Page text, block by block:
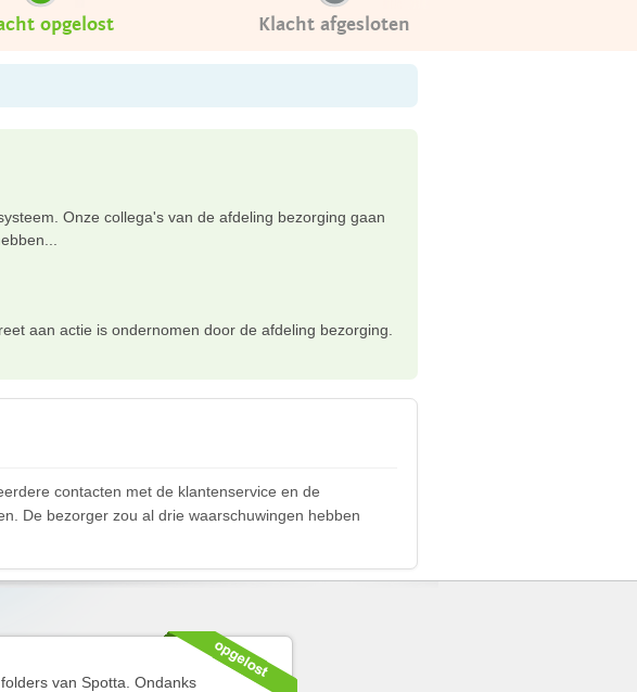
opgelost Klacht afgesloten
Onze collega's van de afdeling bezorging gaan
aan actie is ondernomen door de afdeling bezorging.
contacten met de klantenservice en de
De bezorger zou al drie waarschuwingen hebben
van Spotta. Ondanks